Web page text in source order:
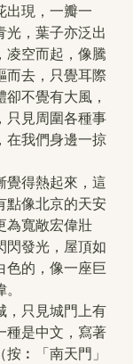
出現，一瓣一
光，葉子亦泛出
凌空而起，像騰
而去，只覺耳際
不覺有大風，
只見周圍各種事
在我們身邊一掠
覺得熱起來，這
點像北京的天安
為寬敞宏偉壯
閃發光，屋頂如
色的，像一座巨
，只見城門上有
種是中文，寫著
按︰「南天門」